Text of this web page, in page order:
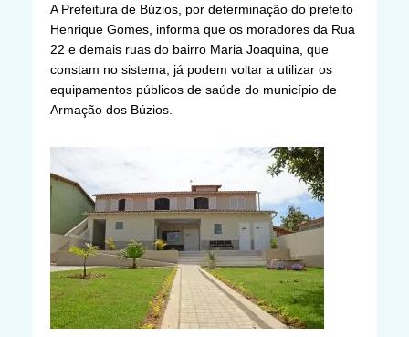
A Prefeitura de Búzios, por determinação do prefeito
Henrique Gomes, informa que os moradores da Rua
22 e demais ruas do bairro Maria Joaquina, que
constam no sistema, já podem voltar a utilizar os
equipamentos públicos de saúde do município de
Armação dos Búzios.